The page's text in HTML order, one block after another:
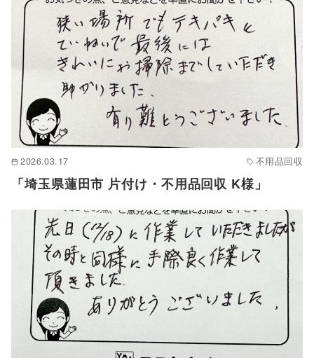
2026.03.17 不用品回収
「埼玉県蓮田市 片付け・不用品回収 K様」